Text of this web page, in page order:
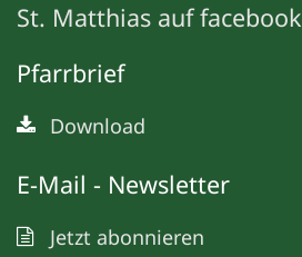
St. Matthias auf facebook
Pfarrbrief
Download
E-Mail - Newsletter
Jetzt abonnieren